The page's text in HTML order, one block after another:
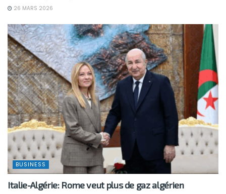
26 MARS 2026
BUSINESS
Italie-Algérie: Rome veut plus de gaz algérien